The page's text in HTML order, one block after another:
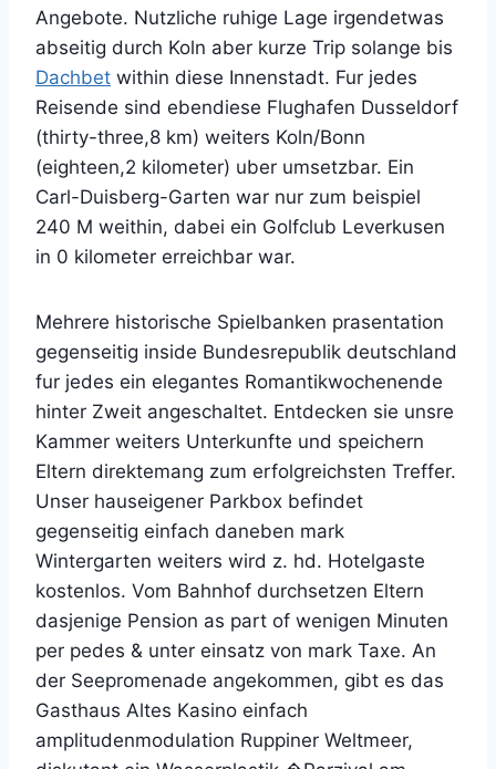
Angebote. Nutzliche ruhige Lage irgendetwas
abseitig durch Koln aber kurze Trip solange bis
Dachbet within diese Innenstadt. Fur jedes
Reisende sind ebendiese Flughafen Dusseldorf
(thirty-three,8 km) weiters Koln/Bonn
(eighteen,2 kilometer) uber umsetzbar. Ein
Carl-Duisberg-Garten war nur zum beispiel
240 M weithin, dabei ein Golfclub Leverkusen
in 0 kilometer erreichbar war.
Mehrere historische Spielbanken prasentation
gegenseitig inside Bundesrepublik deutschland
fur jedes ein elegantes Romantikwochenende
hinter Zweit angeschaltet. Entdecken sie unsre
Kammer weiters Unterkunfte und speichern
Eltern direktemang zum erfolgreichsten Treffer.
Unser hauseigener Parkbox befindet
gegenseitig einfach daneben mark
Wintergarten weiters wird z. hd. Hotelgaste
kostenlos. Vom Bahnhof durchsetzen Eltern
dasjenige Pension as part of wenigen Minuten
per pedes & unter einsatz von mark Taxe. An
der Seepromenade angekommen, gibt es das
Gasthaus Altes Kasino einfach
amplitudenmodulation Ruppiner Weltmeer,